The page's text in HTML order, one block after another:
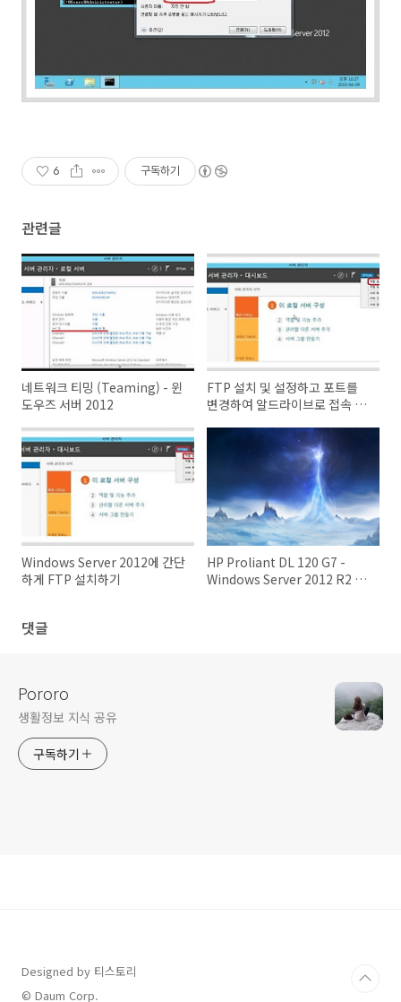
6 구독하기
관련글
네트워크 티밍 (Teaming) - 윈
도우즈 서버 2012
FTP 설치 및 설정하고 포트를
변경하여 알드라이브로 접속 -
Windows Server 2012에 간단
하게 FTP 설치하기
HP Proliant DL 120 G7 -
Windows Server 2012 R2 설
댓글
Pororo
생활정보 지식 공유
구독하기
Designed by 티스토리
© Daum Corp.